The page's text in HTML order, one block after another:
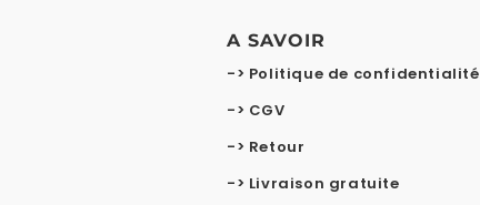
A SAVOIR
-> Politique de confidentialité
-> CGV
-> Retour
-> Livraison gratuite